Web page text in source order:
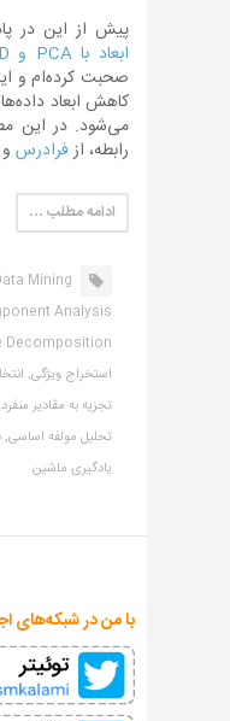
پیش از این در
ابعاد با PCA و SVD
صحبت کرده‌ام و
کاهش ابعاد
می‌شود. در این
رابطه، ازفرادرس و
ادامه مطلب …
Mining,
Analysis,
Decomposition,
استخراج ویژگی,
تجزیه به مقادیر
تحلیل مولفه اساسی,
یادگیری ماشین
با من در شبکه‌های